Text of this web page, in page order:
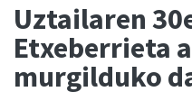
Uztailaren
Etxeberrieta
murgilduko